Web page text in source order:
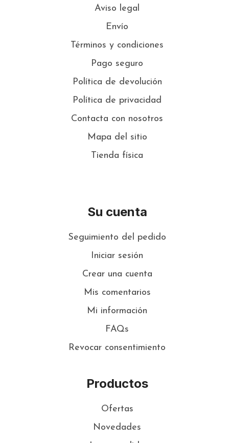
Aviso legal
Envío
Términos y condiciones
Pago seguro
Política de devolución
Política de privacidad
Contacta con nosotros
Mapa del sitio
Tienda física
Su cuenta
Seguimiento del pedido
Iniciar sesión
Crear una cuenta
Mis comentarios
Mi información
FAQs
Revocar consentimiento
Productos
Ofertas
Novedades